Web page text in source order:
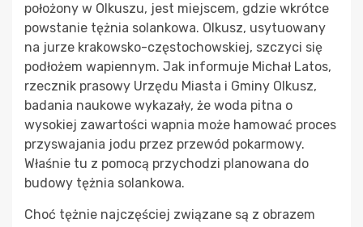
położony w Olkuszu, jest miejscem, gdzie wkrótce
powstanie tężnia solankowa. Olkusz, usytuowany
na jurze krakowsko-częstochowskiej, szczyci się
podłożem wapiennym. Jak informuje Michał Latos,
rzecznik prasowy Urzędu Miasta i Gminy Olkusz,
badania naukowe wykazały, że woda pitna o
wysokiej zawartości wapnia może hamować proces
przyswajania jodu przez przewód pokarmowy.
Właśnie tu z pomocą przychodzi planowana do
budowy tężnia solankowa.
Choć tężnie najczęściej związane są z obrazem